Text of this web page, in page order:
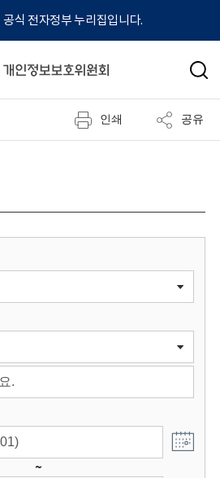
식 전자정부 누리집입니다.
검
인쇄 공유
~